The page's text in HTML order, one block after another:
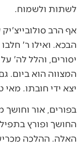
לשתות ולשמוח.
אף הרב
הבכא. ואילו ר'
יסורים, והלל לה'
המצווה הוא ביום.
יצא ידי חובתו.
בפורים, אור
החושך ופורץ
האלה. ההלכה